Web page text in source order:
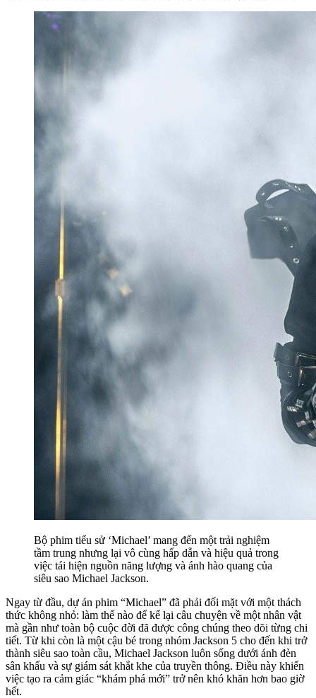
Bộ phim tiểu sử ‘Michael’ mang đến một trải nghiệm
tầm trung nhưng lại vô cùng hấp dẫn và hiệu quả trong
việc tái hiện nguồn năng lượng và ánh hào quang của
siêu sao Michael Jackson.
Ngay từ đầu, dự án phim “Michael” đã phải đối mặt với một thách
thức không nhỏ: làm thế nào để kể lại câu chuyện về một nhân vật
mà gần như toàn bộ cuộc đời đã được công chúng theo dõi từng chi
tiết. Từ khi còn là một cậu bé trong nhóm Jackson 5 cho đến khi trở
thành siêu sao toàn cầu, Michael Jackson luôn sống dưới ánh đèn
sân khấu và sự giám sát khắt khe của truyền thông. Điều này khiến
việc tạo ra cảm giác “khám phá mới” trở nên khó khăn hơn bao giờ
hết.